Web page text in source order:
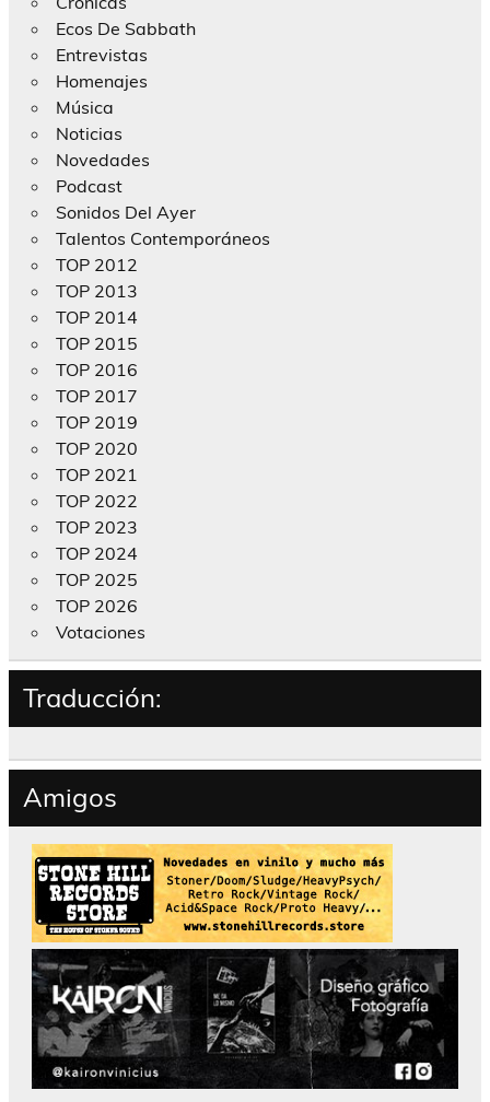
Ecos De Sabbath
Entrevistas
Homenajes
Música
Noticias
Novedades
Podcast
Sonidos Del Ayer
Talentos Contemporáneos
TOP 2012
TOP 2013
TOP 2014
TOP 2015
TOP 2016
TOP 2017
TOP 2019
TOP 2020
TOP 2021
TOP 2022
TOP 2023
TOP 2024
TOP 2025
TOP 2026
Votaciones
Traducción:
Amigos